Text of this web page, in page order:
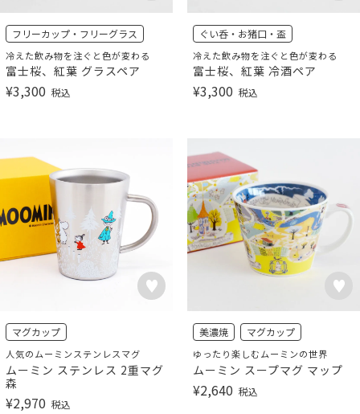
フリーカップ・フリーグラス
冷えた飲み物を注ぐと色が変わる
富士桜、紅葉 グラスペア
¥3,300 税込
ぐい呑・お猪口・盃
冷えた飲み物を注ぐと色が変わる
富士桜、紅葉 冷酒ペア
¥3,300 税込
マグカップ
人気のムーミンステンレスマグ
ムーミン ステンレス 2重マグ
森
¥2,970 税込
美濃焼 マグカップ
ゆったり楽しむムーミンの世界
ムーミン スープマグ マップ
¥2,640 税込